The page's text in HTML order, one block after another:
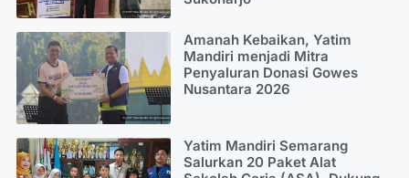
Amanah Kebaikan, Yatim
Mandiri menjadi Mitra
Penyaluran Donasi Gowes
Nusantara 2026
Yatim Mandiri Semarang
Salurkan 20 Paket Alat